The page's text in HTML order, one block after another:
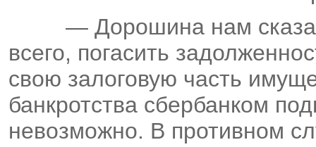
— Дорошина нам
всего, погасить
свою залоговую часть
банкротства сбербанком
невозможно. В противном